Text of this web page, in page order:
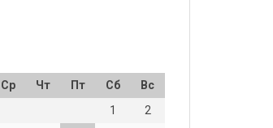
Ср Чт Пт Сб
Вс
1
2